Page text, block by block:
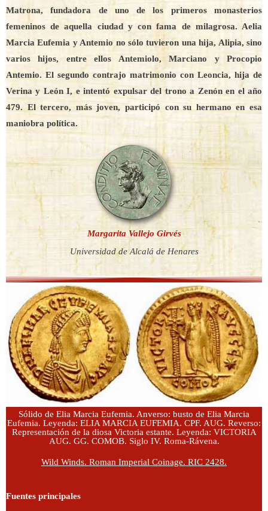
Matrona, fundadora de uno de los primeros monasterios
femeninos de aquella ciudad y con fama de milagrosa. Aelia
Marcia Eufemia y Antemio no sólo tuvieron una hija, Alipia, sino
varios hijos, entre ellos Antemiolo, Marciano y Procopio
Antemio. El segundo contrajo matrimonio con Leoncia, hija de
Verina y León I, e intentó expulsar del trono a Zenón en el año
479. El tercero, más joven, participó con su hermano en esa
maniobra política.
Margarita Vallejo Girvés
Universidad de Alcalá de Henares
Sólido de Elia Marcia Eufemia. Anverso: busto de Elia Marcia
Eufemia. Leyenda: ELIA MARCIA EUFEMIA. CPF. AUG. Reverso:
Representación de la diosa Victoria estante. Leyenda: VICTORIA
AUG. GG. COMOB. Siglo IV. Roma-Rávena.
Wild Winds. Roman Imperial Coinage. RIC 2428.
Fuentes principales